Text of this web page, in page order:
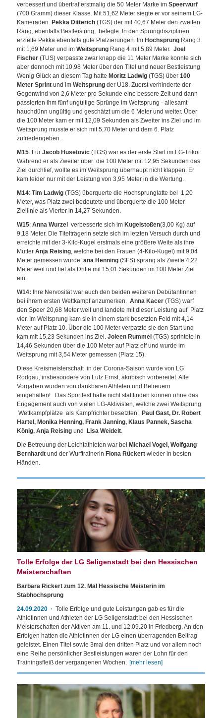
verbessert und übertraf erstmalig die 50 Meter Marke im Speerwurf
(700 Gramm) dieser Klasse. Mit 51,62 Meter siegte er vor seinem LG-
Kameraden
Pekka Ditterich (TGS) der mit 40,67 Meter den zweiten
Rang, ebenfalls Bestleistung, belegte. In den Sprungdisziplinen
erzielte Pekka ebenfalls gute Platzierungen. Im Hochsprung Rang 3
mit 1,69 Meter und im Weitsprung Rang 4 mit 5,89 Meter. Joel
Fischer (TUS) verpasste zwar knapp die 11 Meter Marke konnte sich
aber dennoch mit 10,98 Meter über den Titel und neuer Bestleistung
Wenig Glück an diesem Tag hatte Moritz Ladwig (TGS) über 100
Meter Sprint und im Weitsprung der U18. Zuerst verhinderte der
Gegenwind von 2,6 Meter pro Sekunde eine bessere Zeit und dann
passierten ihm fünf ungültige Sprünge im Weitsprung - allesamt
hauchdünn ungültig und geschätzt um die 6 Meter und weiter. Über
die 100 Meter kam er mit 12,09 Sekunden als Zweiter ins Ziel und im
Weitsprung musste er sich mit 5,70 Meter und dem 6. Platz
zufriedengeben.
M15: Für Jacob Husetovic (TGS) war es der erste Start im LG-Trikot.
Während er als Zweiter über die 100 Meter mit 12,95 Sekunden das
Ziel durchlief, wollte es im Weitsprung überhaupt nicht klappen. Er
kam leider nur mit der Leistung von 3,95 Meter in die Wertung.
M14: Tim Ladwig (TGS) überquerte die Hochsprunglatte bei 1,20
Meter, was Platz zwei bedeutete und überquerte die 100 Meter
Ziellinie als Vierter in 14,27 Sekunden.
W15: Anna Wurzel verbesserte sich im Kugelstoßen(3,00 Kg) auf
9,18 Meter. Die Titelträgerin setzte sich im letzten Versuch durch und
erreichte mit der 3-Kilo-Kugel erstmals eine größere Weite als ihre
Mutter Anja Reising, welche bei den Frauen (4-Kilo-Kugel) mit 9,04
Meter gemessen wurde. ana Henning (SFS) sprang als Zweite 4,22
Meter weit und lief als Dritte mit 15,01 Sekunden im 100 Meter Ziel
ein.
W14: Ihre Nervosität war auch den beiden weiteren Debütantinnen
bei ihrem ersten Wettkampf anzumerken. Anna Kacer (TGS) warf
den Speer 20,68 Meter weit und landete mit dieser Leistung auf Platz
vier. Im Weitsprung kam sie in einem stark besetzten Feld mit 4,14
Meter auf Platz 10. Über die 100 Meter verpatzte sie den Start und
kam mit 15,23 Sekunden ins Ziel. Joleen Rummel (TGS) sprintete in
14,46 Sekunden über die 100 Meter auf Platz elf und wurde im
Weitsprung mit 3,54 Meter gemessen (Platz 15).
Diese Kreismeisterschaft in der Corona-Saison wurde von LG
Rodgau, insbesondere von Lutz Ernst, akribisch vorbereitet. Alle
Vorgaben wurden von dankbaren Athleten und Betreuern
eingehalten! Das Sportfest hätte nicht stattfinden können ohne das
Engagement auch von vielen LG-Aktivisten, welche zwei Weitsprung
Wettkampfplätze als Kampfrichter besetzten: Paul Gast, Dr. Robert
Hartel, Monika Henning, Frank Janning, Klaus Pannek, Sascha
König, Anja Reising und Lisa Weidelt.
Die Betreuung der Leichtathleten war bei Michael Vogel, Wolfgang
Bernhardt und der Wurftrainerin Fiona Rückert wieder in besten
Händen.
Tolle Erfolge der LG Seligenstadt bei den Hessischen
Meisterschaften
Barbara Rickert zum 12. Mal Hessische Meisterin im
Stabhochsprung
24.09.2020
Tolle Erfolge und gute Leistungen gab es für die
Athletinnen und Athleten der LG Seligenstadt bei den Hessischen
Meisterschaften der Aktiven am 11. und 12.09.20 in Friedberg. An den
Erfolgen hatten die Athletinnen der LG einen überragenden Beitrag
geleistet. Einen Titel sowie 3mal den dritten Platz und vor allem noch
eine Reihe persönlicher Bestleistungen waren der Lohn für den
Trainingsfleiß der vergangenen Wochen. [mehr lesen]